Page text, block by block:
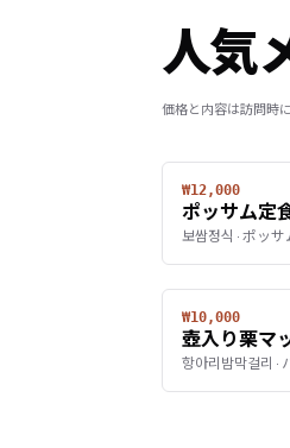
人気
価格と内容は訪問時
₩12,000
ポッサム定
보쌈정식 · ポッ
₩10,000
壺入り栗マ
항아리밤막걸리